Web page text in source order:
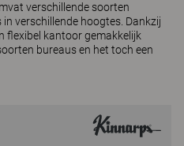
verschillende soorten
verschillende hoogtes. Dankzij
flexibel kantoor gemakkelijk
bureaus en het toch een